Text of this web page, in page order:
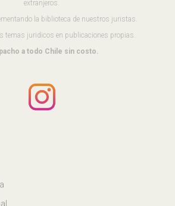
extranjeros.
la biblioteca de nuestros juristas.
temas juridicos en publicaciones propias.
a todo Chile sin costo.